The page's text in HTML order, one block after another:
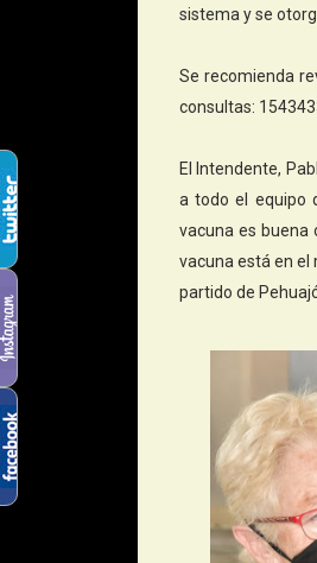
sistema y se
Se recomienda
consultas:
El Intendente,
a todo el equipo
vacuna es buena
vacuna está en el
partido de